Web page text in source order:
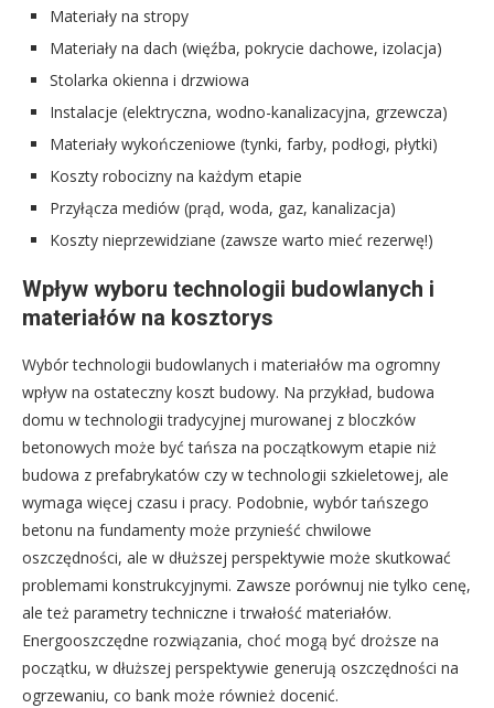
Materiały na stropy
Materiały na dach (więźba, pokrycie dachowe, izolacja)
Stolarka okienna i drzwiowa
Instalacje (elektryczna, wodno-kanalizacyjna, grzewcza)
Materiały wykończeniowe (tynki, farby, podłogi, płytki)
Koszty robocizny na każdym etapie
Przyłącza mediów (prąd, woda, gaz, kanalizacja)
Koszty nieprzewidziane (zawsze warto mieć rezerwę!)
Wpływ wyboru technologii budowlanych i
materiałów na kosztorys
Wybór technologii budowlanych i materiałów ma ogromny
wpływ na ostateczny koszt budowy. Na przykład, budowa
domu w technologii tradycyjnej murowanej z bloczków
betonowych może być tańsza na początkowym etapie niż
budowa z prefabrykatów czy w technologii szkieletowej, ale
wymaga więcej czasu i pracy. Podobnie, wybór tańszego
betonu na fundamenty może przynieść chwilowe
oszczędności, ale w dłuższej perspektywie może skutkować
problemami konstrukcyjnymi. Zawsze porównuj nie tylko cenę,
ale też parametry techniczne i trwałość materiałów.
Energooszczędne rozwiązania, choć mogą być droższe na
początku, w dłuższej perspektywie generują oszczędności na
ogrzewaniu, co bank może również docenić.